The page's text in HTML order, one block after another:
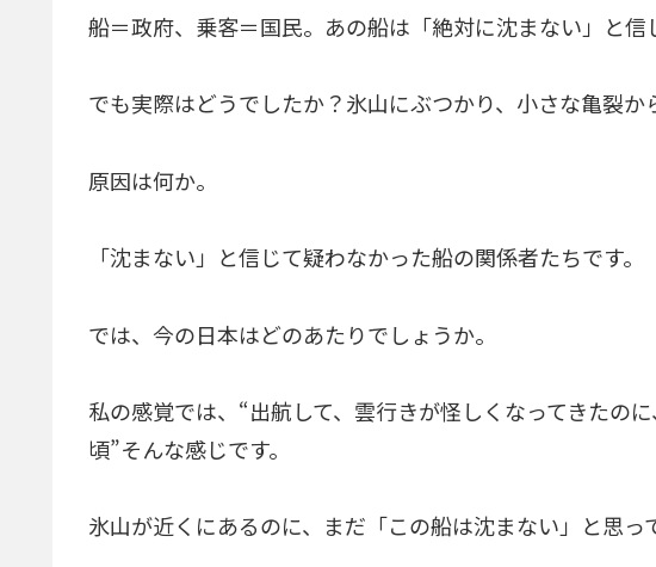
船＝政府、乗客＝国民。あの船は「絶対に沈まない」と信
でも実際はどうでしたか？氷山にぶつかり、小さな亀裂か
原因は何か。
「沈まない」と信じて疑わなかった船の関係者たちです。
では、今の日本はどのあたりでしょうか。
私の感覚では、“出航して、雲行きが怪しくなってきたの
頃”そんな感じです。
氷山が近くにあるのに、まだ「この船は沈まない」と思っ